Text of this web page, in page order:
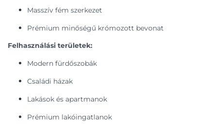
Masszív fém szerkezet
Prémium minőségű krómozott bevonat
Felhasználási területek:
Modern fürdőszobák
Családi házak
Lakások és apartmanok
Prémium lakóingatlanok